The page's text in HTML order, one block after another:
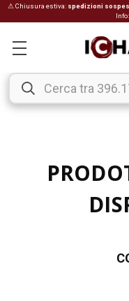
⚠ Chiusura estiva: spedizioni
Info: